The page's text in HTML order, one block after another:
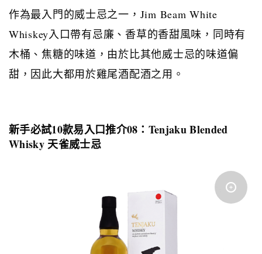
作為最入門的威士忌之一， Jim Beam White
Whiskey入口帶有忌廉、香草的香甜風味，同時有
木桶、焦糖的味道，由於比其他威士忌的味道偏
甜，因此大都用於雞尾酒配酒之用。
新手必試10款易入口推介08 ： Tenjaku Blended
Whisky 天雀威士忌